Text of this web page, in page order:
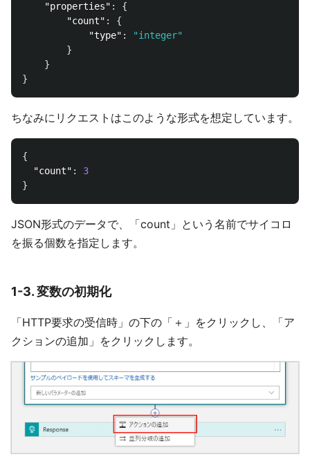
"properties" :
{
"count" :
{
"type" :
"integer"
}
}
}
ちなみにリクエストはこのような形式を想定しています。
{
"count" :
3
}
JSON形式のデータで、「count」という名前でサイコロ
を振る個数を指定します。
1-3. 変数の初期化
「HTTP要求の受信時」の下の「＋」をクリックし、「ア
クションの追加」をクリックします。